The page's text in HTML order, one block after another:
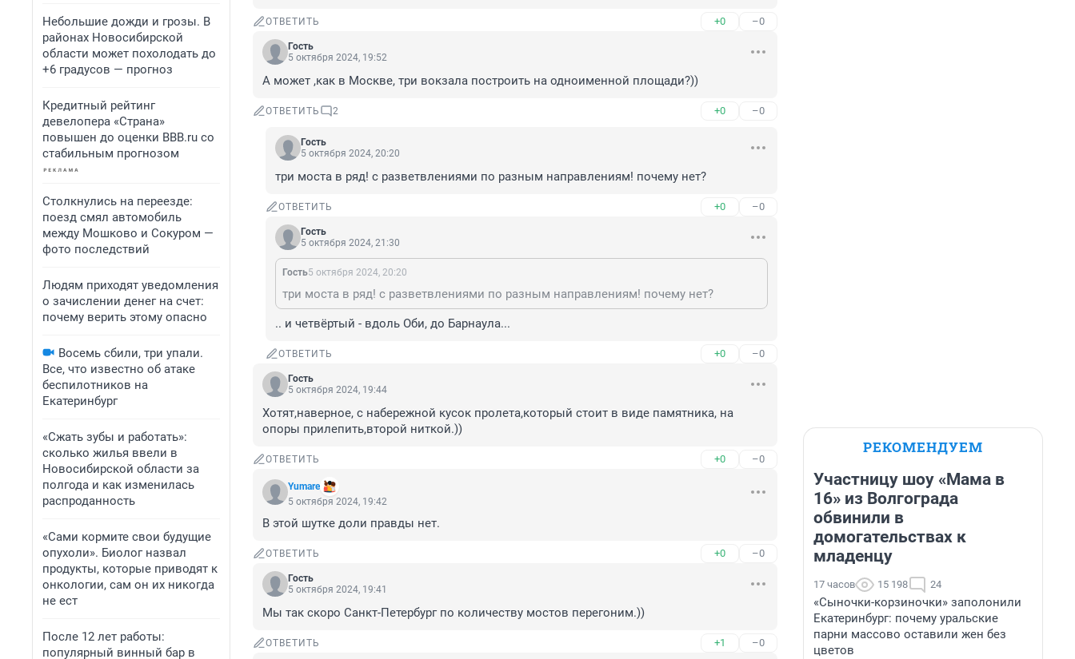
Небольшие дожди и грозы. В
районах Новосибирской
области может похолодать до
+6 градусов — прогноз
Кредитный рейтинг
девелопера «Страна»
повышен до оценки BBB.ru со
стабильным прогнозом
Столкнулись на переезде:
поезд смял автомобиль
между Мошково и Сокуром —
фото последствий
Людям приходят уведомления
о зачислении денег на счет:
почему верить этому опасно
Восемь сбили, три упали.
Все, что известно об атаке
беспилотников на
Екатеринбург
«Сжать зубы и работать»:
сколько жилья ввели в
Новосибирской области за
полгода и как изменилась
распроданность
«Сами кормите свои будущие
опухоли». Биолог назвал
продукты, которые приводят к
онкологии, сам он их никогда
не ест
После 12 лет работы:
популярный винный бар в
ОТВЕТИТЬ +0 –0
Гость
5 октября 2024, 19:52
А может ,как в Москве, три вокзала построить на одноименной площади?))
ОТВЕТИТЬ 2 +0 –0
Гость
5 октября 2024, 20:20
три моста в ряд! с разветвлениями по разным направлениям! почему нет?
ОТВЕТИТЬ +0 –0
Гость
5 октября 2024, 21:30
Гость5 октября 2024, 20:20
три моста в ряд! с разветвлениями по разным направлениям! почему нет?
.. и четвёртый - вдоль Оби, до Барнаула...
ОТВЕТИТЬ +0 –0
Гость
5 октября 2024, 19:44
Хотят,наверное, с набережной кусок пролета,который стоит в виде памятника, на
опоры прилепить,второй ниткой.))
ОТВЕТИТЬ +0 –0
Yumare
5 октября 2024, 19:42
В этой шутке доли правды нет.
ОТВЕТИТЬ +0 –0
Гость
5 октября 2024, 19:41
Мы так скоро Санкт-Петербург по количеству мостов перегоним.))
ОТВЕТИТЬ +1 –0
РЕКОМЕНДУЕМ
Участницу шоу «Мама в
16» из Волгограда
обвинили в
домогательствах к
младенцу
17 часов 15 198 24
«Сыночки-корзиночки» заполонили
Екатеринбург: почему уральские
парни массово оставили жен без
цветов